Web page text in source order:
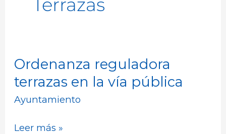
Ordenanza reguladora
terrazas en la vía pública
Ayuntamiento
Ordenanza
reguladora
en
laLeer más »